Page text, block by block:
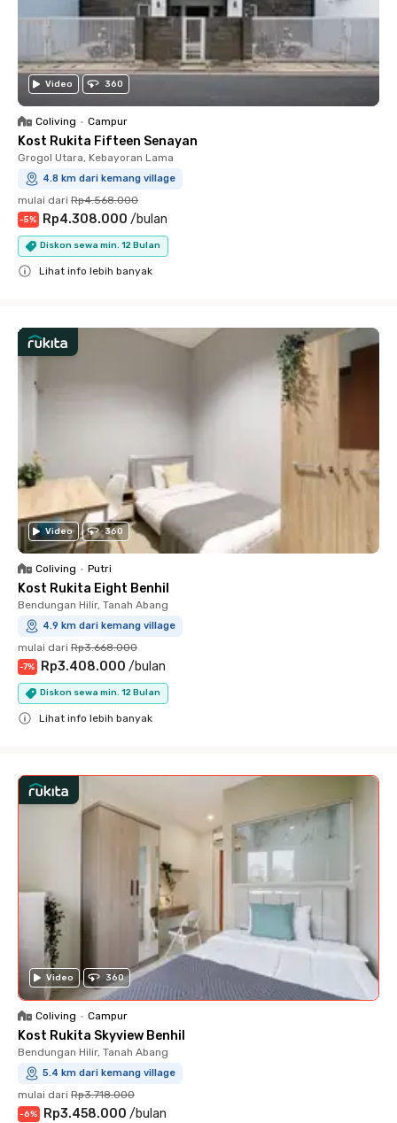
Video 360
Coliving • Campur
Kost Rukita Fifteen Senayan
Grogol Utara, Kebayoran Lama
4.8 km dari kemang village
mulai dari Rp4.568.000
-5% Rp4.308.000 /bulan
Diskon sewa min. 12 Bulan
Lihat info lebih banyak
Video 360
Coliving • Putri
Kost Rukita Eight Benhil
Bendungan Hilir, Tanah Abang
4.9 km dari kemang village
mulai dari Rp3.668.000
-7% Rp3.408.000 /bulan
Diskon sewa min. 12 Bulan
Lihat info lebih banyak
Video 360
Coliving • Campur
Kost Rukita Skyview Benhil
Bendungan Hilir, Tanah Abang
5.4 km dari kemang village
mulai dari Rp3.718.000
-6% Rp3.458.000 /bulan